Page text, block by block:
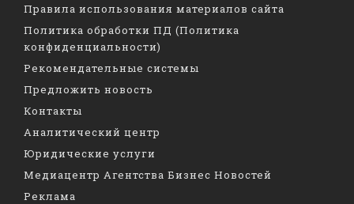
Правила использования материалов сайта
Политика обработки ПД (Политика
конфиденциальности)
Рекомендательные системы
Предложить новость
Контакты
Аналитический центр
Юридические услуги
Медиацентр Агентства Бизнес Новостей
Реклама